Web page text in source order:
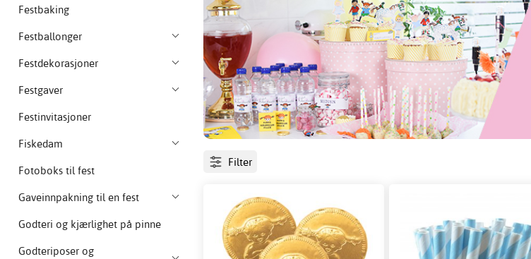
Festbaking
Festballonger
Festdekorasjoner
Festgaver
Festinvitasjoner
Fiskedam
Fotoboks til fest
Gaveinnpakning til en fest
Godteri og kjærlighet på pinne
Godteriposer og
Filter